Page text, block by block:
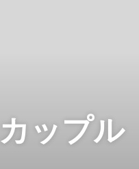
カップル